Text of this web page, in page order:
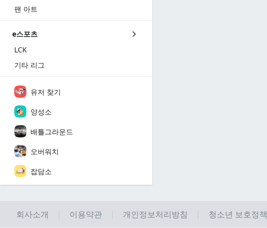
팬 아트
e스포츠
LCK
기타 리그
유저 찾기
양성소
배틀그라운드
오버워치
잡담소
회사소개 이용약관 개인정보처리방침 청소년 보호정책